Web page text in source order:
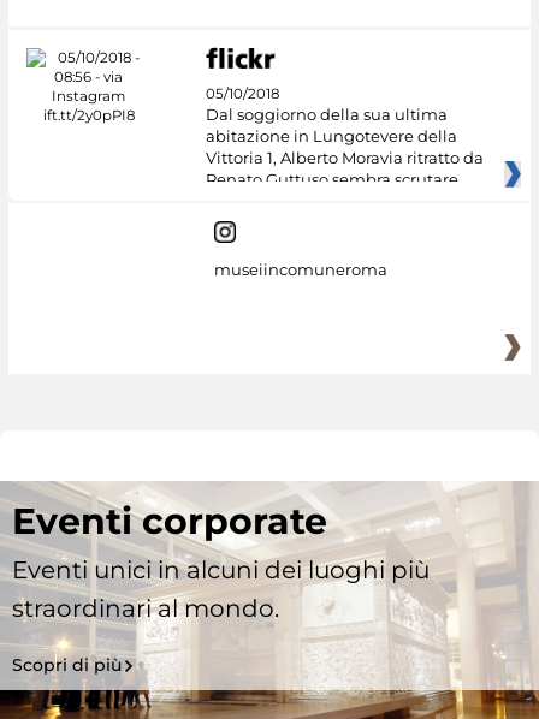
05/10/2018
Dal soggiorno della sua ultima
abitazione in Lungotevere della
Vittoria 1, Alberto Moravia ritratto da
Renato Guttuso sembra scrutare
museiincomuneroma
Eventi corporate
Eventi unici in alcuni dei luoghi più
straordinari al mondo.
Scopri di più